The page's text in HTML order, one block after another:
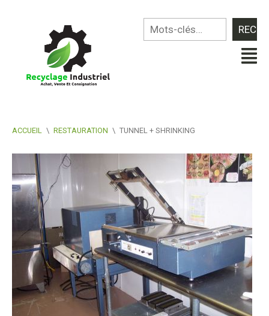
ACCUEIL \ RESTAURATION \ TUNNEL + SHRINKING